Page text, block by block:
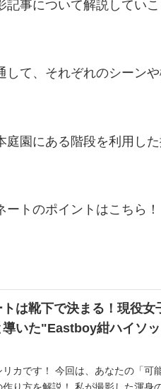
事について解説していこ
して、それぞれのシーン
園にある階段を利用し
トのポイントはこちら！
は靴下で決まる！現役女
いた"Eastboy紺ハイソ
カです！ 今回は、あなたの「可能
り方を解説！ 私が撮影した渾身